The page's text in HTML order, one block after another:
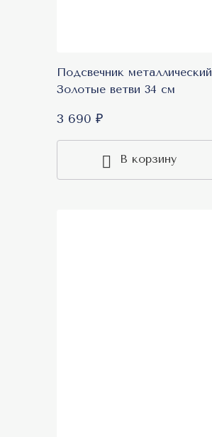
Подсвечник металлический
Золотые ветви 34 см
3 690 ₽
В корзину